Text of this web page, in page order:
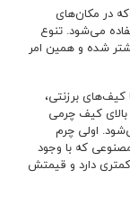
در مکان‌های
می‌شود. تنوع
شده و همین امر
برزنتی،
کیف چرمی
اولی چرم
که با وجود
دارد و قیمتش